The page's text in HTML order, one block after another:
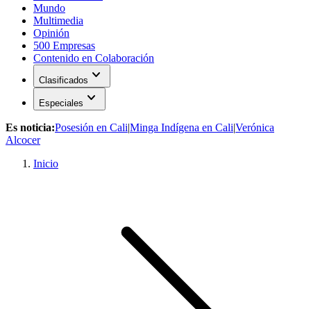
Mundo
Multimedia
Opinión
500 Empresas
Contenido en Colaboración
Clasificados expand_more
Especiales expand_more
Es noticia:Posesión en Cali|Minga Indígena en Cali|Verónica
Alcocer
Inicio